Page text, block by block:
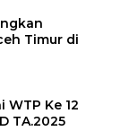
Timur di
WTP Ke 12
TA.2025